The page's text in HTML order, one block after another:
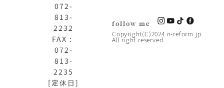
072-
813-
2232
FAX：
072-
813-
2235
[定休日]
follow me
Copyright(C)2024 n-reform.jp.
All right reserved.